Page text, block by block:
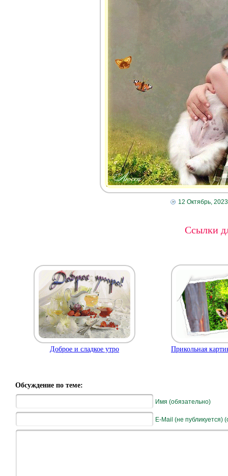
12 Октябрь, 2023
Ссылки
Доброе и сладкое утро Прикольная
Обсуждение по теме:
Имя (обязательно)
E-Mail (не публикуется)